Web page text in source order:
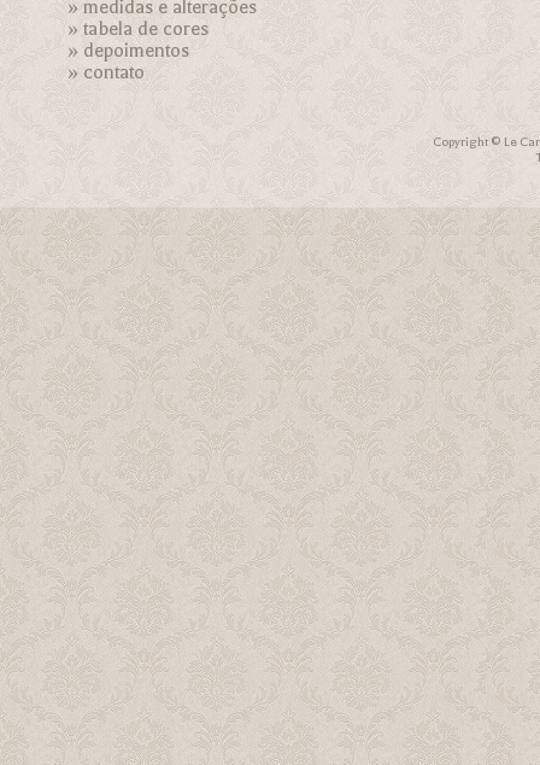
»medidas e alterações
»tabela de cores
»depoimentos
»contato
Copyright © Le